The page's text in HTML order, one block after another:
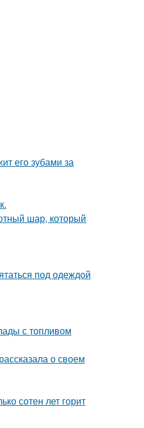
егo зубами за
шар, который
под одеждой
с топливом
о своем
сотен лет горит